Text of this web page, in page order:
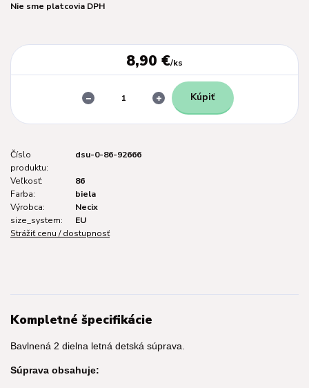
Nie sme platcovia DPH
8,90 €/ks
Kúpiť
Číslo
produktu:
dsu-0-86-92666
Veľkosť:
86
Farba:
biela
Výrobca:
Necix
size_system:
EU
Strážiť cenu / dostupnosť
Kompletné špecifikácie
Bavlnená 2 dielna letná detská súprava.
Súprava obsahuje: